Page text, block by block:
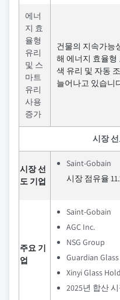
에너
지 효
율형
유리
및 스
마트
유리
사용
증가
건물의 지속가능
해 에너지 효율형
색 유리 및 자동
늘어나고 있습니
시장
시장 선
도 기업
Saint-Gobain
시장 점유율
주요 기
업
Saint-Gobain
AGC Inc.
NSG Group
Guardian Glass
Xinyi Glass
2025년 합산